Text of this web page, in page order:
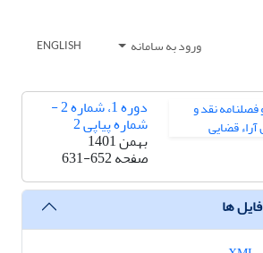
ورود به سامانه ENGLISH
دوره 1، شماره 2 -
شماره پیاپی 2
بهمن 1401
صفحه631-652
فایل ها